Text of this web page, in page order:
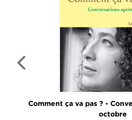
Comment ça va pas ? -
octobre